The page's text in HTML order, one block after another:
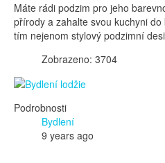
Máte rádi podzim pro jeho
přírody a zahalte svou kuchyni
tím nejenom stylový podzimní
Zobrazeno: 3704
Podrobnosti
Bydlení
9 years ago